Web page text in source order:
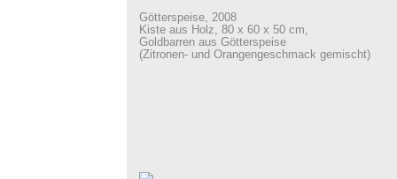
Götterspeise, 2008
Kiste aus Holz, 80 x 60 x 50 cm,
Goldbarren aus Götterspeise
(Zitronen- und Orangengeschmack gemischt)